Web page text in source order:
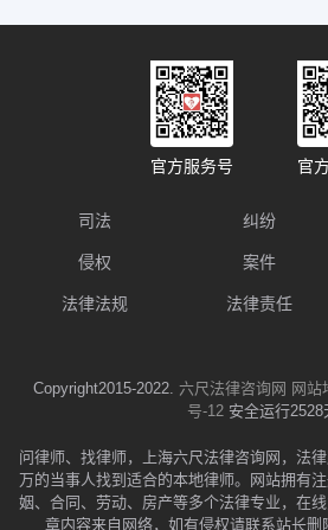
官方服务号 官
司法 纠纷
侵权 案件
法律法规 法律责任
Copyright2015-2022. 六尺法律咨询网 网站
号-12 安全运行2528
问律师、找律师，上海六尺法律咨询网，法
万的当事人找到适合的本地律师。网站拥有
姻、合同、劳动、房产等多个法律专业，在
章内容来自网络，如有侵权请联系站长删